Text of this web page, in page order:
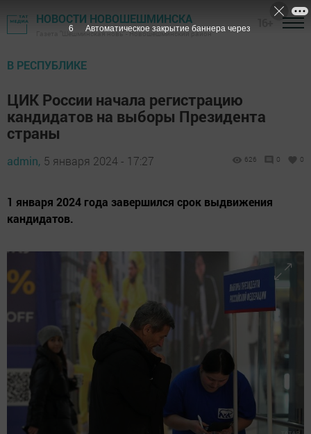
НОВОСТИ НОВОШЕШМИНСКА
Газета "Шешминская новь" - Новошешминский район
В РЕСПУБЛИКЕ
ЦИК России начала регистрацию
кандидатов на выборы Президента
страны
admin, 5 января 2024 - 17:27 626 0 0
1 января 2024 года завершился срок выдвижения
кандидатов.
4 Автоматическое закрытие баннера через